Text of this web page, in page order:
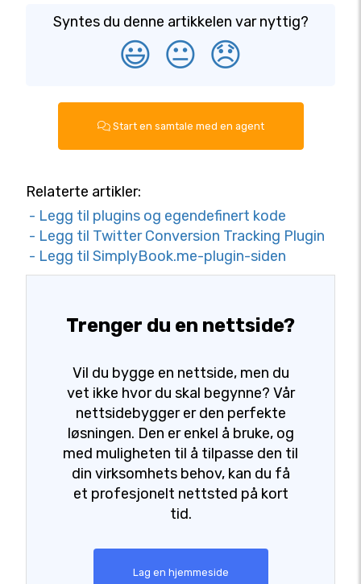
Syntes du denne artikkelen var nyttig?
😃 😐 😞
Start en samtale med en agent
Relaterte artikler:
- Legg til plugins og egendefinert kode
- Legg til Twitter Conversion Tracking Plugin
- Legg til SimplyBook.me-plugin-siden
Trenger du en nettside?
Vil du bygge en nettside, men du
vet ikke hvor du skal begynne? Vår
nettsidebygger er den perfekte
løsningen. Den er enkel å bruke, og
med muligheten til å tilpasse den til
din virksomhets behov, kan du få
et profesjonelt nettsted på kort
tid.
Lag en hjemmeside